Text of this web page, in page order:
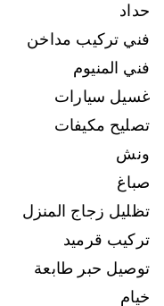
حداد
فني تركيب مداخن
فني المنيوم
غسيل سيارات
تصليح مكيفات
ونش
صباغ
تظليل زجاج المنزل
تركيب قرميد
توصيل حبر طابعة
خيام